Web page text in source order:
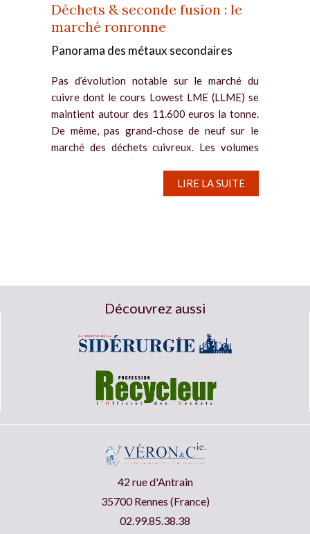
Déchets & seconde fusion : le
marché ronronne
Panorama des métaux secondaires
Pas d’évolution notable sur le marché du
cuivre dont le cours Lowest LME (LLME) se
maintient autour des 11.600 euros la tonne.
De même, pas grand-chose de neuf sur le
marché des déchets cuivreux. Les volumes
échangés sont à l’image...
LIRE LA SUITE
Découvrez aussi
42 rue d'Antrain
35700 Rennes (France)
02.99.85.38.38